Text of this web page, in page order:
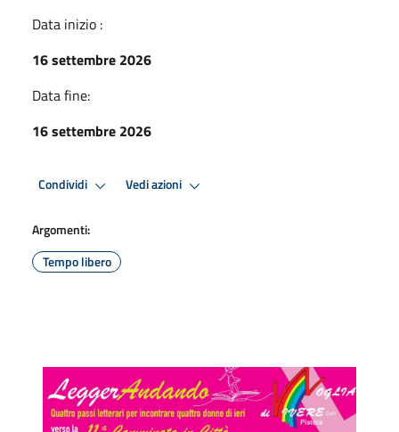
Data inizio :
16 settembre 2026
Data fine:
16 settembre 2026
Condividi Vedi azioni
Argomenti:
Tempo libero